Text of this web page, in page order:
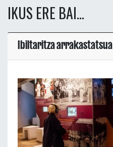
IKUS ERE BAI...
Ibiltaritza arrakastatsua